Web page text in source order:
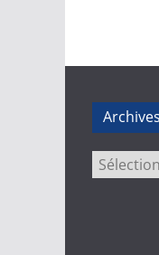
Archives
Archives